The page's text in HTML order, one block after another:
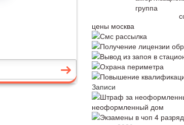
цены москва
Смс рассылка
Получение лицензии
Вывод из запоя в
Охрана периметра
Повышение
Записи
неоформленный дом